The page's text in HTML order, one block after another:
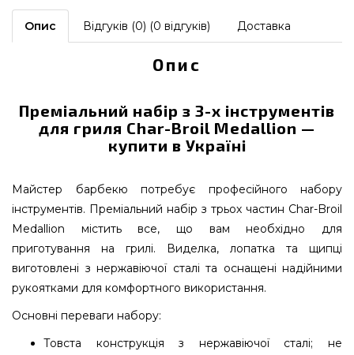
Опис Відгуків (0) (0 відгуків) Доставка
Опис
Преміальний набір з 3-х інструментів
для гриля Char-Broil Medallion —
купити в Україні
Майстер барбекю потребує професійного набору
інструментів. Преміальний набір з трьох частин Char-Broil
Medallion містить все, що вам необхідно для
приготування на грилі. Виделка, лопатка та щипці
виготовлені з нержавіючої сталі та оснащені надійними
рукоятками для комфортного використання.
Основні переваги набору:
Товста конструкція з нержавіючої сталі; не